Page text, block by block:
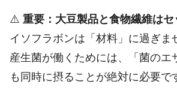
⚠️ 重要：大豆製品と食物繊維はセ
イソフラボンは「材料」に過ぎま
産生菌が働くためには、「菌のエ
も同時に摂ることが絶対に必要で